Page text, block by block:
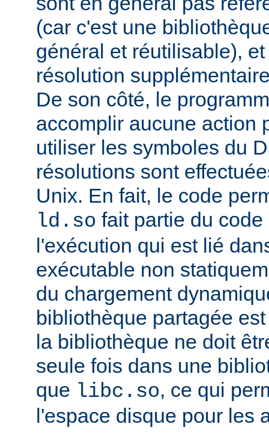
(car c'est une
général et réutilisable),
résolution
De son côté, le
accomplir aucune action
utiliser les symboles du
résolutions sont
Unix. En fait, le code
ld.so fait partie du
l'exécution qui est lié
exécutable non
du chargement
bibliothèque partagée
la bibliothèque ne doit
seule fois dans une
que libc.so, ce qui
l'espace disque pour les